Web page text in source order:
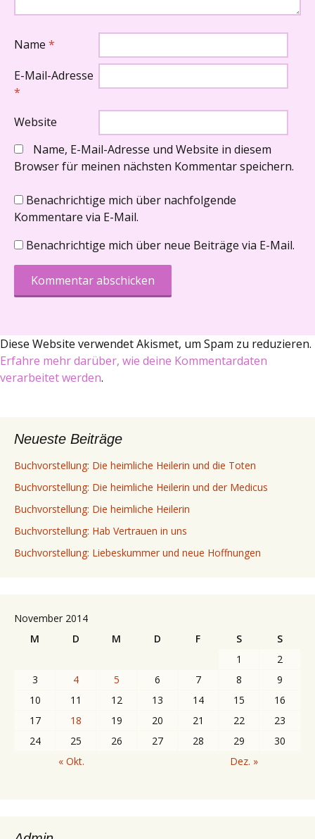
Name *
E-Mail-Adresse
*
Website
Name, E-Mail-Adresse und Website in diesem
Browser für meinen nächsten Kommentar speichern.
Benachrichtige mich über nachfolgende
Kommentare via E-Mail.
Benachrichtige mich über neue Beiträge via E-Mail.
Diese Website verwendet Akismet, um Spam zu reduzieren.
Erfahre mehr darüber, wie deine Kommentardaten
verarbeitet werden.
Neueste Beiträge
Buchvorstellung: Die heimliche Heilerin und die Toten
Buchvorstellung: Die heimliche Heilerin und der Medicus
Buchvorstellung: Die heimliche Heilerin
Buchvorstellung: Hab Vertrauen in uns
Buchvorstellung: Liebeskummer und neue Hoffnungen
November 2014
M
D M D F S
S
1
2
3
4 5 6 7 8
9
10
11 12 13 14 15
16
17
18 19 20 21 22
23
24
25 26 27 28 29
30
« Okt.
Dez. »